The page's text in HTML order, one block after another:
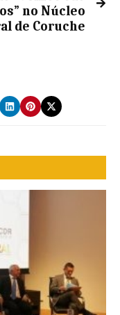
no Núcleo
de Coruche